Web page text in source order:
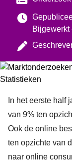
Bijgewerkt
In het eerste half
van 9% ten
Ook de online
ten opzichte van
naar online